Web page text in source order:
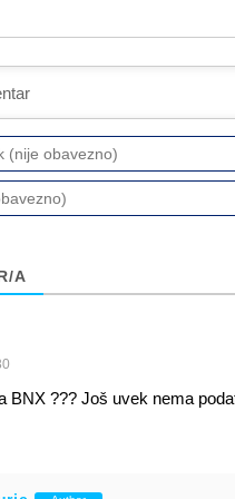
A
BNX ??? Još uvek nema